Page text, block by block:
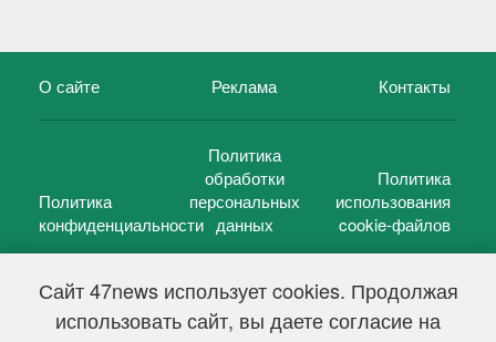
Сайт 47news использует cookies. Продолжая
использовать сайт, вы даете согласие на
О сайте Реклама Контакты
Политика
конфиденциальности
Политика
обработки
персональных
данных
Политика
использования
cookie-файлов
47 новостей (47 news)2005 — 2026 г.